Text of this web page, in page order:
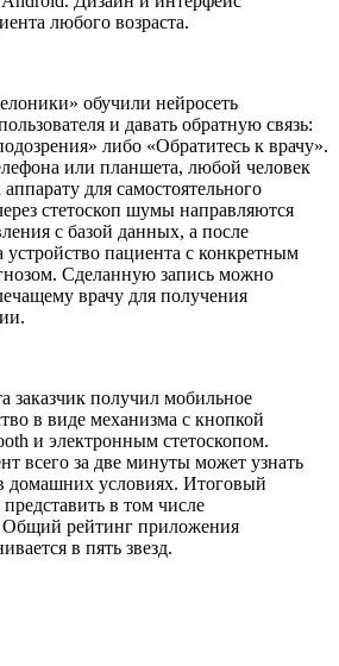
любого возраста.
обучили нейросеть
и давать обратную связь:
либо «Обратитесь к врачу».
или планшета, любой человек
для самостоятельного
стетоскоп шумы направляются
с базой данных, а после
пациента с конкретным
Сделанную запись можно
врачу для получения
заказчик получил мобильное
в виде механизма с кнопкой
и электронным стетоскопом.
всего за две минуты может узнать
домашних условиях. Итоговый
в том числе
рейтинг приложения
в пять звезд.